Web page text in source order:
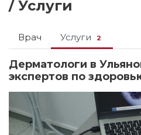
/ Услуги
Врач Услуги 2
Дерматологи в
экспертов по